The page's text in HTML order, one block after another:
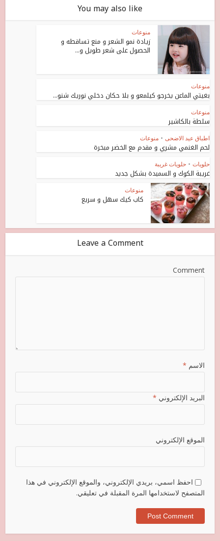
You may also like
منوعات
زيادة نمو الشعر و منع تساقطه و
الحصول على شعر طويل و...
منوعات
بغيتي الماعن يخرجو كيلمعو و بلا حكان دخلي نوريك شنو...
منوعات
سلطة بالكاشير
اطباق عيد الاضحى • منوعات
لحم الغنمي مشري و مقدم مع الخضر مبخرة
حلويات • حلويات غريبة
غريبة الكوك و السميدة بشكل جديد
منوعات
كاب كيك سهل و سريع
Leave a Comment
Comment
الاسم *
البريد الإلكتروني *
الموقع الإلكتروني
احفظ اسمي، بريدي الإلكتروني، والموقع الإلكتروني في هذا
المتصفح لاستخدامها المرة المقبلة في تعليقي.